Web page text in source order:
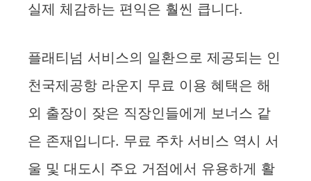
실제 체감하는 편익은 훨씬 큽니다.
플래티넘 서비스의 일환으로 제공되는 인
천국제공항 라운지 무료 이용 혜택은 해
외 출장이 잦은 직장인들에게 보너스 같
은 존재입니다. 무료 주차 서비스 역시 서
울 및 대도시 주요 거점에서 유용하게 활